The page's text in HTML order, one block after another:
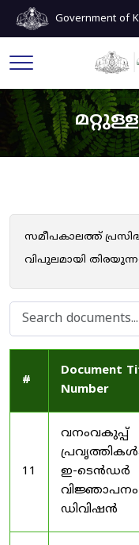
Government of
സമീപകാലത്ത്
വിപുലമായി
#
Document
Number
11
വനംവകുപ്പ്
ഇ-ടെൻഡർ
വിജ്ഞാപനം
ഡിവിഷൻ